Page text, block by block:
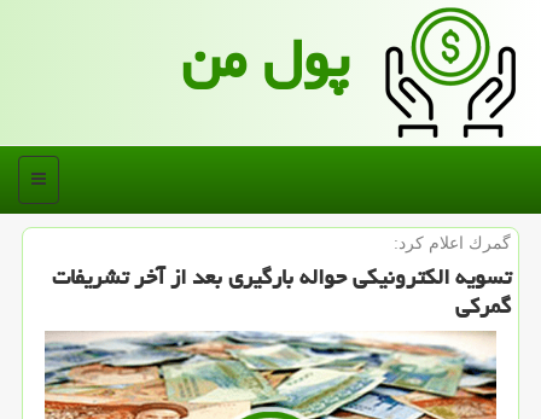
پول من
منو
گمرك اعلام كرد:
تسویه الكترونیكی حواله بارگیری بعد از آخر تشریفات
گمركی